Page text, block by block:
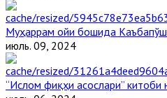
Муҳаррам ойи бошида
июль. 09, 2024
“Ислом фиқҳи асослари”